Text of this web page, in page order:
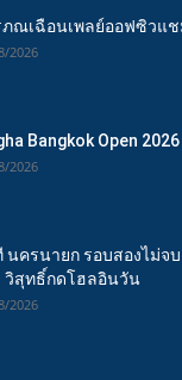
ณเฉือนเพลย์ออฟซิวแ
2026
Bangkok Open 2026
2026
นครนายก รอบสองไม่จ
วิสุทธิ์กดโฮลอินวัน
2026